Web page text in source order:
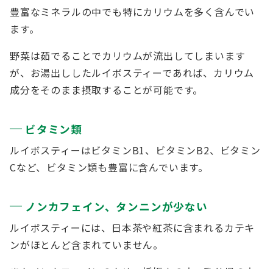
豊富なミネラルの中でも特にカリウムを多く含んでい
ます。
野菜は茹でることでカリウムが流出してしまいます
が、お湯出ししたルイボスティーであれば、カリウム
成分をそのまま摂取することが可能です。
ビタミン類
ルイボスティーはビタミンB1、ビタミンB2、ビタミン
Cなど、ビタミン類も豊富に含んでいます。
ノンカフェイン、タンニンが少ない
ルイボスティーには、日本茶や紅茶に含まれるカテキ
ンがほとんど含まれていません。